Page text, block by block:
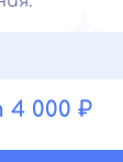
4 000 ₽